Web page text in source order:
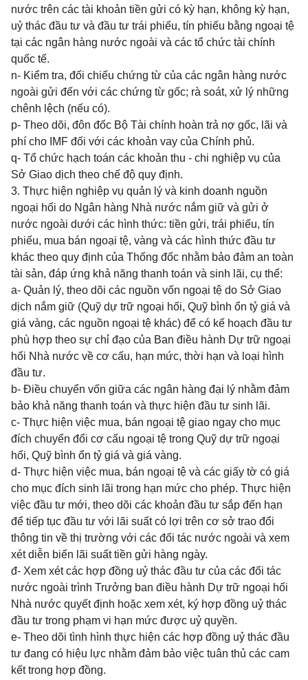
nước trên các tài khoản tiền gửi có kỳ hạn, không kỳ hạn,
uỷ thác đầu tư và đầu tư trái phiếu, tín phiếu bằng ngoại tệ
tại các ngân hàng nước ngoài và các tổ chức tài chính
quốc tế.
n- Kiểm tra, đối chiếu chứng từ của các ngân hàng nước
ngoài gửi đến với các chứng từ gốc; rà soát, xử lý những
chênh lệch (nếu có).
p- Theo dõi, đôn đốc Bộ Tài chính hoàn trả nợ gốc, lãi và
phí cho IMF đối với các khoản vay của Chính phủ.
q- Tổ chức hạch toán các khoản thu - chi nghiệp vụ của
Sở Giao dịch theo chế độ quy định.
3. Thực hiện nghiệp vụ quản lý và kinh doanh nguồn
ngoại hối do Ngân hàng Nhà nước nắm giữ và gửi ở
nước ngoài dưới các hình thức: tiền gửi, trái phiếu, tín
phiếu, mua bán ngoại tệ, vàng và các hình thức đầu tư
khác theo quy định của Thống đốc nhằm bảo đảm an toàn
tài sản, đáp ứng khả năng thanh toán và sinh lãi, cụ thể:
a- Quản lý, theo dõi các nguồn vốn ngoại tệ do Sở Giao
dịch nắm giữ (Quỹ dự trữ ngoại hối, Quỹ bình ổn tỷ giá và
giá vàng, các nguồn ngoại tệ khác) để có kế hoạch đầu tư
phù hợp theo sự chỉ đạo của Ban điều hành Dự trữ ngoại
hối Nhà nước về cơ cấu, hạn mức, thời hạn và loại hình
đầu tư.
b- Điều chuyển vốn giữa các ngân hàng đại lý nhằm đảm
bảo khả năng thanh toán và thực hiện đầu tư sinh lãi.
c- Thực hiện việc mua, bán ngoại tệ giao ngay cho mục
đích chuyển đổi cơ cấu ngoại tệ trong Quỹ dự trữ ngoại
hối, Quỹ bình ổn tỷ giá và giá vàng.
d- Thực hiện việc mua, bán ngoại tệ và các giấy tờ có giá
cho mục đích sinh lãi trong hạn mức cho phép. Thực hiện
việc đầu tư mới, theo dõi các khoản đầu tư sắp đến hạn
để tiếp tục đầu tư với lãi suất có lợi trên cơ sở trao đổi
thông tin về thị trường với các đối tác nước ngoài và xem
xét diễn biến lãi suất tiền gửi hàng ngày.
đ- Xem xét các hợp đồng uỷ thác đầu tư của các đối tác
nước ngoài trình Trưởng ban điều hành Dự trữ ngoại hối
Nhà nước quyết định hoặc xem xét, ký hợp đồng uỷ thác
đầu tư trong phạm vi hạn mức được uỷ quyền.
e- Theo dõi tình hình thực hiện các hợp đồng uỷ thác đầu
tư đang có hiệu lực nhằm đảm bảo việc tuân thủ các cam
kết trong hợp đồng.